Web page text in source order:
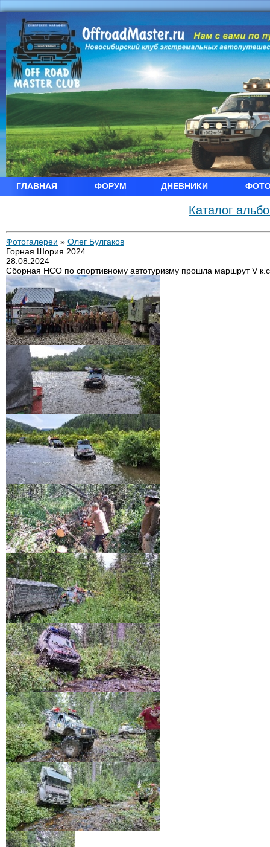
ГЛАВНАЯ ФОРУМ ДНЕВНИКИ
Каталог
Фотогалереи » Олег Булгаков
Горная Шория 2024
28.08.2024
Сборная НСО по спортивному автотуризму прошла маршрут V